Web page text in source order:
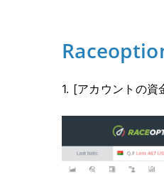
1. [アカウントの資